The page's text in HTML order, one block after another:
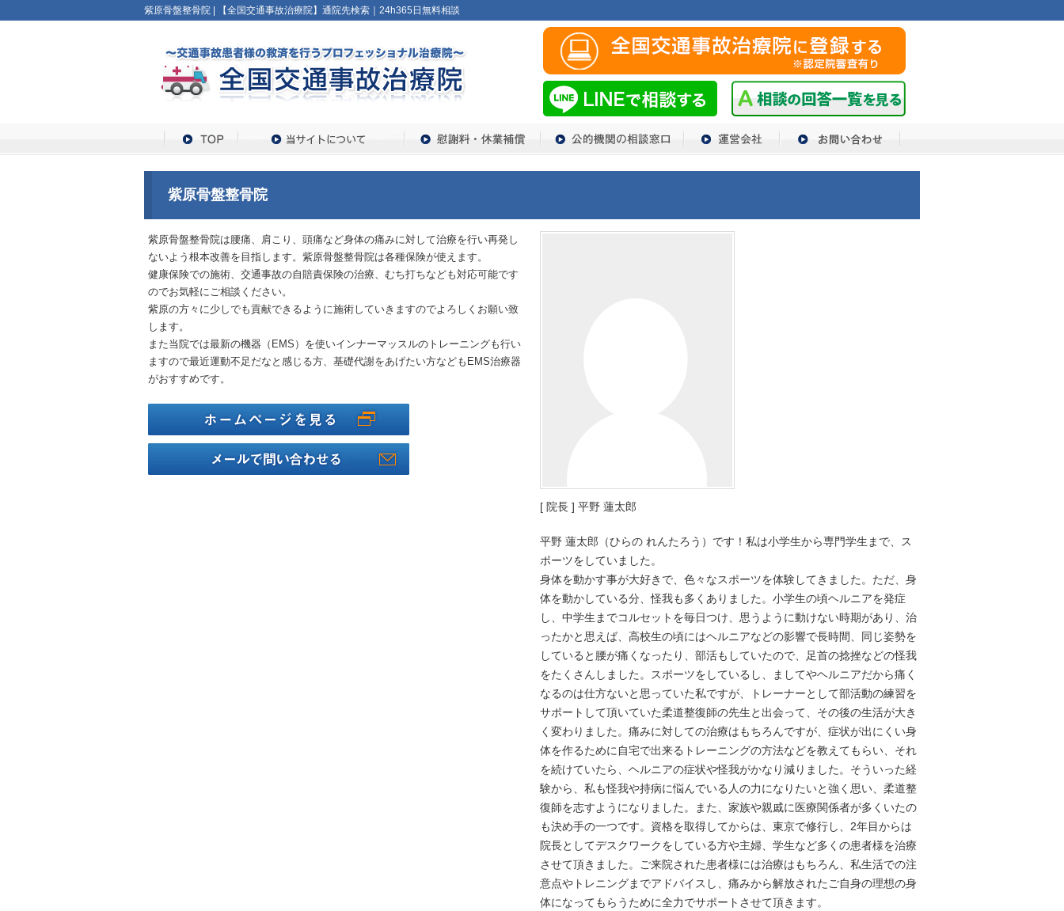
紫原骨盤整骨院 | 【全国交通事故治療院】通院先検索｜24h365日無料相談
紫原骨盤整骨院
紫原骨盤整骨院は腰痛、肩こり、頭痛など身体の痛みに対して治療を行い再発し
ないよう根本改善を目指します。紫原骨盤整骨院は各種保険が使えます。
健康保険での施術、交通事故の自賠責保険の治療、むち打ちなども対応可能です
のでお気軽にご相談ください。
紫原の方々に少しでも貢献できるように施術していきますのでよろしくお願い致
します。
また当院では最新の機器（EMS）を使いインナーマッスルのトレーニングも行い
ますので最近運動不足だなと感じる方、基礎代謝をあげたい方などもEMS治療器
がおすすめです。
[ 院長 ] 平野 蓮太郎
平野 蓮太郎（ひらの れんたろう）です！私は小学生から専門学生まで、ス
ポーツをしていました。
身体を動かす事が大好きで、色々なスポーツを体験してきました。ただ、身
体を動かしている分、怪我も多くありました。小学生の頃ヘルニアを発症
し、中学生までコルセットを毎日つけ、思うように動けない時期があり、治
ったかと思えば、高校生の頃にはヘルニアなどの影響で長時間、同じ姿勢を
していると腰が痛くなったり、部活もしていたので、足首の捻挫などの怪我
をたくさんしました。スポーツをしているし、ましてやヘルニアだから痛く
なるのは仕方ないと思っていた私ですが、トレーナーとして部活動の練習を
サポートして頂いていた柔道整復師の先生と出会って、その後の生活が大き
く変わりました。痛みに対しての治療はもちろんですが、症状が出にくい身
体を作るために自宅で出来るトレーニングの方法などを教えてもらい、それ
を続けていたら、ヘルニアの症状や怪我がかなり減りました。そういった経
験から、私も怪我や持病に悩んでいる人の力になりたいと強く思い、柔道整
復師を志すようになりました。また、家族や親戚に医療関係者が多くいたの
も決め手の一つです。資格を取得してからは、東京で修行し、2年目からは
院長としてデスクワークをしている方や主婦、学生など多くの患者様を治療
させて頂きました。ご来院された患者様には治療はもちろん、私生活での注
意点やトレニングまでアドバイスし、痛みから解放されたご自身の理想の身
体になってもらうために全力でサポートさせて頂きます。